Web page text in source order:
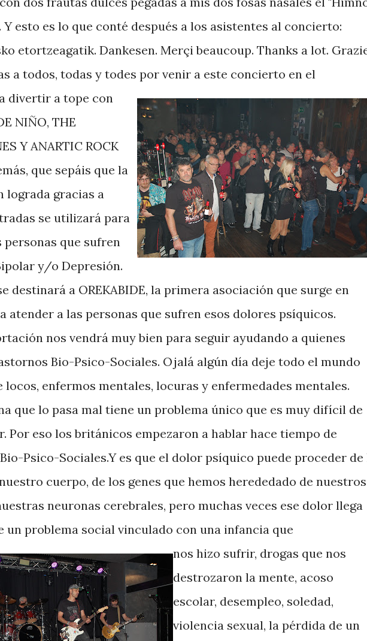
Y esto es lo que conté después a los asistentes al concierto:
etortzeagatik. Dankesen. Merçi beaucoup. Thanks a lot.
a todos, todas y todes por venir a este concierto en el
divertir a tope con
NIÑO, THE
Y ANARTIC ROCK
que sepáis que la
lograda gracias a
se utilizará para
personas que sufren
y/o Depresión.
destinará a OREKABIDE, la primera asociación que surge en
atender a las personas que sufren esos dolores psíquicos.
nos vendrá muy bien para seguir ayudando a quienes
Bio-Psico-Sociales. Ojalá algún día deje todo el mundo
locos, enfermos mentales, locuras y enfermedades mentales.
que lo pasa mal tiene un problema único que es muy difícil de
Por eso los británicos empezaron a hablar hace tiempo de
Psico-Sociales.Y es que el dolor psíquico puede proceder de
cuerpo, de los genes que hemos herededado de nuestros
neuronas cerebrales, pero muchas veces ese dolor llega
un problema social vinculado con una infancia que
nos hizo sufrir, drogas que nos
destrozaron la mente, acoso
escolar, desempleo, soledad,
violencia sexual, la pérdida de un